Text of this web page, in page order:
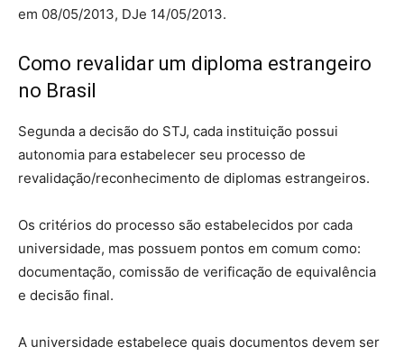
em 08/05/2013, DJe 14/05/2013.
Como revalidar um diploma estrangeiro
no Brasil
Segunda a decisão do STJ, cada instituição possui
autonomia para estabelecer seu processo de
revalidação/reconhecimento de diplomas estrangeiros.
Os critérios do processo são estabelecidos por cada
universidade, mas possuem pontos em comum como:
documentação, comissão de verificação de equivalência
e decisão final.
A universidade estabelece quais documentos devem ser